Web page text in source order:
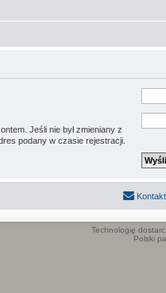
Jeśli nie był zmieniany z
podany w czasie rejestracji.
Technologię
Polski